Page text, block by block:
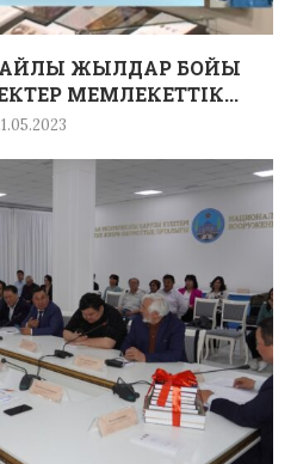
ЖЫЛДАР БОЙЫ
МЕМЛЕКЕТТІК...